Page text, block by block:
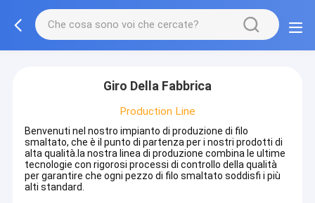
Giro Della Fabbrica
Production Line
Benvenuti nel nostro impianto di produzione di filo
smaltato, che è il punto di partenza per i nostri prodotti di
alta qualità.la nostra linea di produzione combina le ultime
tecnologie con rigorosi processi di controllo della qualità
per garantire che ogni pezzo di filo smaltato soddisfi i più
alti standard.